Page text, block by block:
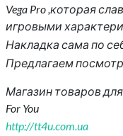
Vega Pro ,которая
игровыми
Накладка сама по
Предлагаем
Магазин товаров для
For You
http://tt4u.com.ua